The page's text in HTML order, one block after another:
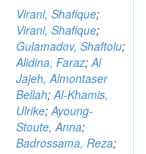
Virani, Shafique;
Virani, Shafique;
Gulamadov, Shaftolu;
Alidina, Faraz;Al
Jajeh, Almontaser
Bellah;Al-Khamis,
Ulrike;Ayoung-
Stoute, Anna;
Badrossama, Reza;